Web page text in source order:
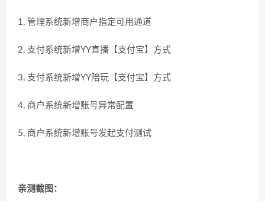
1, 管理系统新增商户指定可用通道
2, 支付系统新增YY直播【支付宝】方式
3, 支付系统新增YY陪玩【支付宝】方式
4, 商户系统新增账号异常配置
5, 商户系统新增账号发起支付测试
亲测截图：